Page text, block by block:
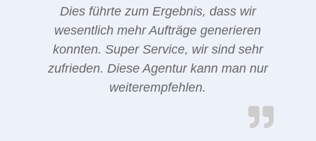
Dies führte zum Ergebnis, dass wir
wesentlich mehr Aufträge generieren
konnten. Super Service, wir sind sehr
zufrieden. Diese Agentur kann man nur
weiterempfehlen.